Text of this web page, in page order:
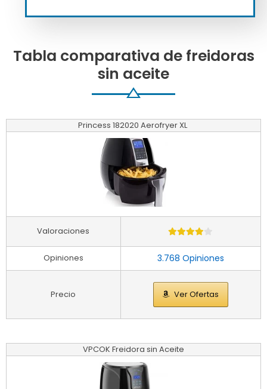
Tabla comparativa de freidoras
sin aceite
Princess 182020 Aerofryer XL
3.768 Opiniones
Ver Ofertas
Valoraciones
Opiniones
Precio
VPCOK Freidora sin Aceite